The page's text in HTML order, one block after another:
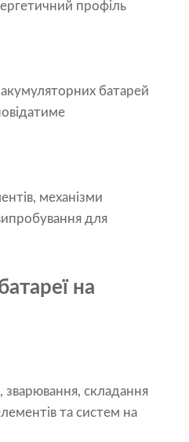
профіль
батарей
механізми
для
на
складання
та систем на